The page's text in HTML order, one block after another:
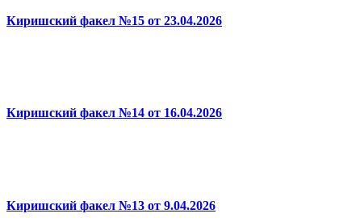
Киришский факел №15 от 23.04.2026
Киришский факел №14 от 16.04.2026
Киришский факел №13 от 9.04.2026